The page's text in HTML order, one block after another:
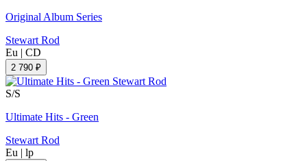
Original Album Series
Stewart Rod
Eu | CD
2 790 ₽
S/S
Ultimate Hits - Green
Stewart Rod
Eu | lp